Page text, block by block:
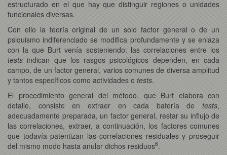
estructurado en el que hay que distinguir regiones o unidades
funcionales diversas.
Con ello la teoría original de un solo factor general o de un
psiquismo indiferenciado se modifica profundamente y se enlaza
con la que Burt venía sosteniendo: las correlaciones entre los
tests indican que los rasgos psicológicos dependen, en cada
campo, de un factor general, varios comunes de diversa amplitud
y tantos específicos como actividades o tests.
El procedimiento general del método, que Burt elabora con
detalle, consiste en extraer en cada batería de tests,
adecuadamente preparada, un factor general, restar su influjo de
las correlaciones, extraer, a continuación, los factores comunes
que todavía patentizan las correlaciones residuales y proseguir
del mismo modo hasta anular dichos residuos6.